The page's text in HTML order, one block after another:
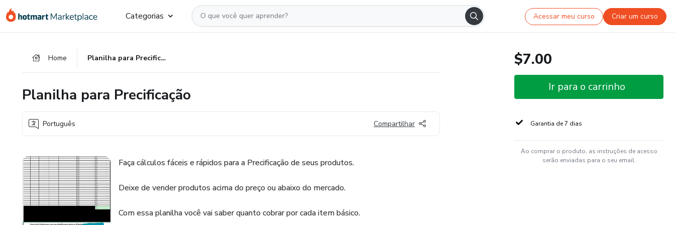
para
para
para
Categorias Acessar meu curso Criar um curso
Home Planilha para Precificação
Planilha para Precificação
Português Compartilhar
Faça cálculos fáceis e rápidos para a Precificação de seus produtos.
Deixe de vender produtos acima do preço ou abaixo do mercado.
Com essa planilha você vai saber quanto cobrar por cada item básico.
$7.00
Ir para o carrinho
Garantia de 7 dias
Ao comprar o produto, as instruções de acesso
serão enviadas para o seu email.